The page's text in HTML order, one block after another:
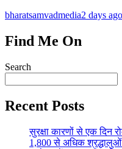
bharatsamvadmedia2 days ago
Find Me On
Search
Recent Posts
सुरक्षा कारणों से एक दिन
1,800 से अधिक श्रद्धालुओं